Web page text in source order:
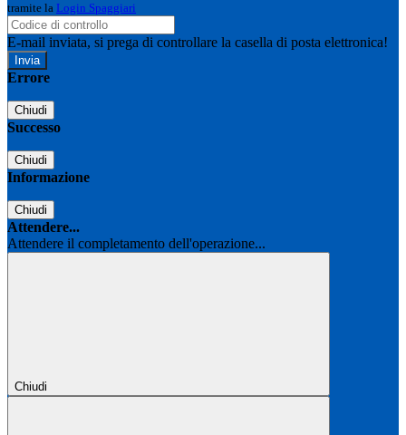
tramite la Login Spaggiari
E-mail inviata, si prega di controllare la casella di posta elettronica!
Errore
Chiudi
Successo
Chiudi
Informazione
Chiudi
Attendere...
Attendere il completamento dell'operazione...
Chiudi